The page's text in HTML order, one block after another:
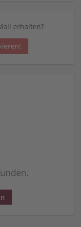
erhalten?